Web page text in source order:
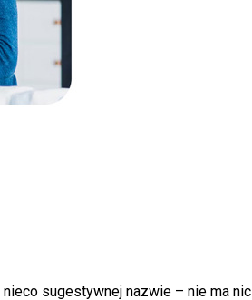
sugestywnej nazwie – nie ma nic